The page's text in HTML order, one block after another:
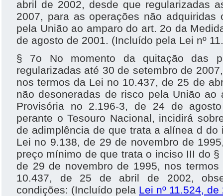
abril de 2002, desde que regularizadas
2007, para as operações não adquiridas
pela União ao amparo do art. 2o da
de agosto de 2001. (Incluído pela Lei nº
§ 7o No momento da quitação das
regularizadas até 30 de setembro de
nos termos da Lei no 10.437, de 25 de
não desoneradas de risco pela União
Provisória no 2.196-3, de 24 de
perante o Tesouro Nacional, incidirá
de adimplência de que trata a alínea d
Lei no 9.138, de 29 de novembro de
preço mínimo de que trata o inciso III do
de 29 de novembro de 1995, nos
10.437, de 25 de abril de 2002,
condições: (Incluído pela Lei nº 11.524, de